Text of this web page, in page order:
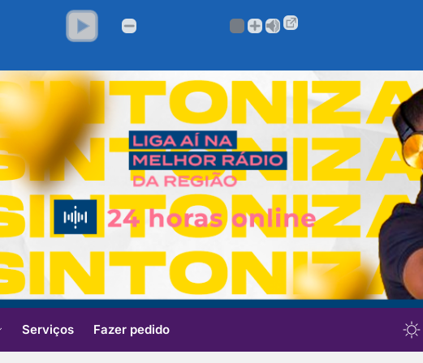
Serviços Fazer pedido